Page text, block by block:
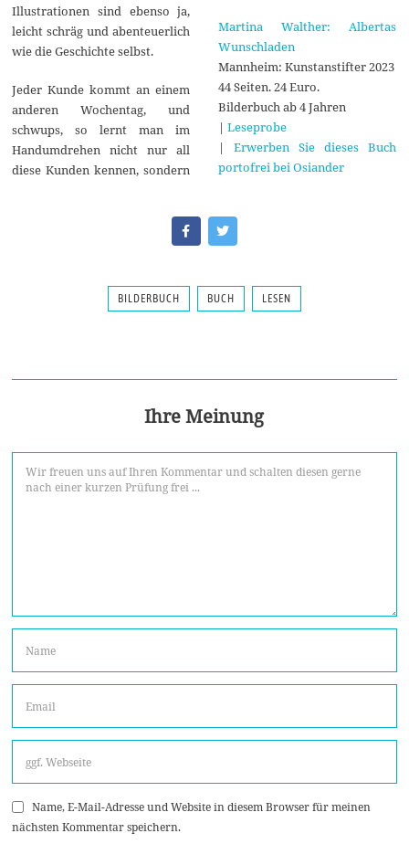
Illustrationen sind ebenso ja,
leicht schräg und abenteuerlich
wie die Geschichte selbst.
Jeder Kunde kommt an einem
anderen Wochentag, und
schwups, so lernt man im
Handumdrehen nicht nur all
diese Kunden kennen, sondern
Martina Walther: Albertas
Wunschladen
Mannheim: Kunstanstifter 2023
44 Seiten. 24 Euro.
Bilderbuch ab 4 Jahren
| Leseprobe
| Erwerben Sie dieses Buch
portofrei bei Osiander
BILDERBUCH BUCH LESEN
Ihre Meinung
Name, E-Mail-Adresse und Website in diesem Browser für meinen
nächsten Kommentar speichern.